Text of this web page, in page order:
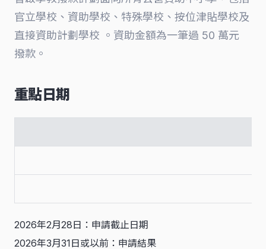
官立學校、資助學校、特殊學校、按位津貼學校及
直接資助計劃學校 。資助金額為一筆過 50 萬元
撥款。
重點日期
2026年2月28日：申請截止日期
2026年3月31日或以前：申請結果